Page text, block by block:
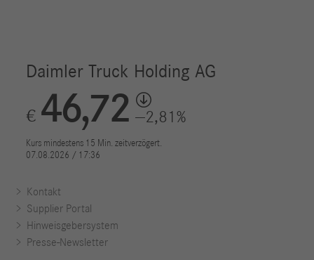
Kontakt
Supplier Portal
Hinweisgebersystem
Presse-Newsletter